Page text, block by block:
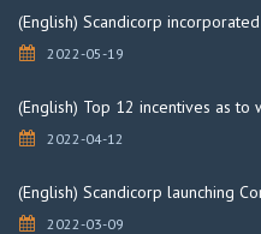
(English) Scandicorp
2022-05-19
(English) Top 12 incentives as to
2022-04-12
(English) Scandicorp launching
2022-03-09